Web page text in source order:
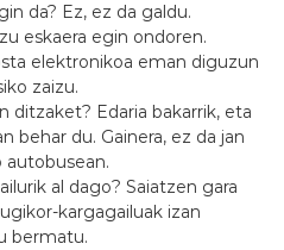
da? Ez, ez da galdu.
eskaera egin ondoren.
elektronikoa eman diguzun
zaizu.
ditzaket? Edaria bakarrik, eta
behar du. Gainera, ez da jan
al dago? Saiatzen gara
kargagailuak izan
bermatu.